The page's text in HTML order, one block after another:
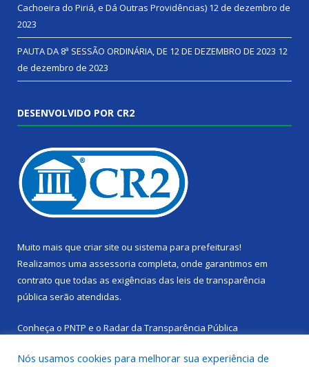
Cachoeira do Piriá, e Dá Outras Providências) 12 de dezembro de
2023
PAUTA DA 8ª SESSÃO ORDINÁRIA, DE 12 DE DEZEMBRO DE 2023 12
de dezembro de 2023
DESENVOLVIDO POR CR2
Muito mais que criar site ou sistema para prefeituras!
Realizamos uma assessoria completa, onde garantimos em
contrato que todas as exigências das leis de transparência
pública serão atendidas.
Conheça o PNTP e o Radar da Transparência Pública
Nós usamos cookies para melhorar sua experiência de